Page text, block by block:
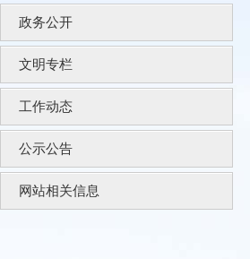
政务公开
文明专栏
工作动态
公示公告
网站相关信息